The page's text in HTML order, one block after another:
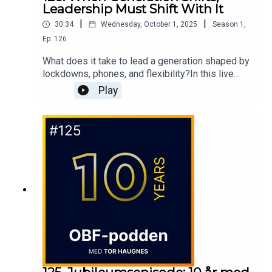
Leadership Must Shift With It
30:34 | Wednesday, October 1, 2025 | Season 1 ,
Ep. 126
What does it take to lead a generation shaped by
lockdowns, phones, and flexibility?In this live
episode from Oslo Business Forum 2025, Dr.
Eliza Filby and Dennis Højland Nyegaard (CEO,
Bauer Media Outdoor Norge) explore what the
workplace of tomorrow must look like - and how
leaders need to rethink flexibility, culture, and the
role of feedback.“AI will generate the feedback –
what we need is advice and conversation.”Dr.
Eliza Filby
Play